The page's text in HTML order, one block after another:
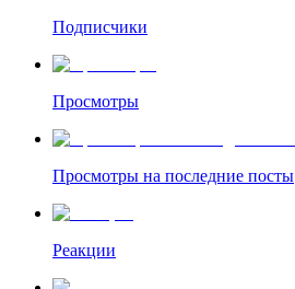
Подписчики
Просмотры
Просмотры на последние посты
Реакции